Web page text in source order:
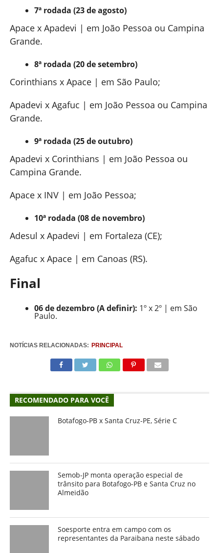
7ª rodada (23 de agosto)
Apace x Apadevi | em João Pessoa ou Campina
Grande.
8ª rodada (20 de setembro)
Corinthians x Apace | em São Paulo;
Apadevi x Agafuc | em João Pessoa ou Campina
Grande.
9ª rodada (25 de outubro)
Apadevi x Corinthians | em João Pessoa ou
Campina Grande.
Apace x INV | em João Pessoa;
10ª rodada (08 de novembro)
Adesul x Apadevi | em Fortaleza (CE);
Agafuc x Apace | em Canoas (RS).
Final
06 de dezembro (A definir): 1º x 2º | em São
Paulo.
NOTÍCIAS RELACIONADAS: PRINCIPAL
RECOMENDADO PARA VOCÊ
Botafogo-PB x Santa Cruz-PE, Série C
Semob-JP monta operação especial de
trânsito para Botafogo-PB e Santa Cruz no
Almeidão
Soesporte entra em campo com os
representantes da Paraibana neste sábado